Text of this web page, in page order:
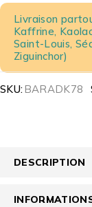
Livraison
Kaffrine,
Saint-Louis,
Ziguinchor)
SKU:BARADK78
DESCRIPTION